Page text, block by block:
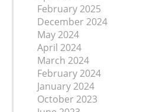
February 2025
December 2024
May 2024
April 2024
March 2024
February 2024
January 2024
October 2023